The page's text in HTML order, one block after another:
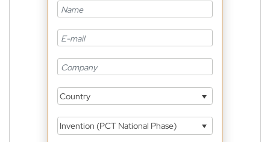
Country
Invention (PCT National Phase)